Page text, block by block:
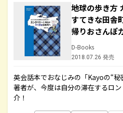
地球の歩き方
すてきな田舎
帰りおさんぽ
D-Books
2018.07.26 発売
英会話本でおなじみの「Kayoの“
著者が、今度は自分の滞在するロ
介！